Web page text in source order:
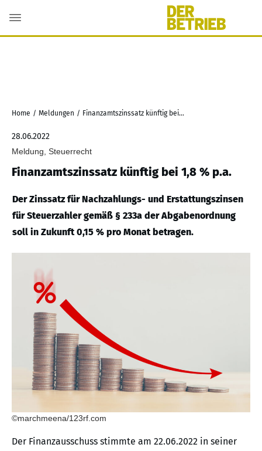
Home / Meldungen / Finanzamtszinssatz künftig bei 1,8 % p.a.
28.06.2022
Meldung, Steuerrecht
Finanzamtszinssatz künftig bei 1,8 % p.a.
Der Zinssatz für Nachzahlungs- und Erstattungszinsen
für Steuerzahler gemäß § 233a der Abgabenordnung
soll in Zukunft 0,15 % pro Monat betragen.
©marchmeena/123rf.com
Der Finanzausschuss stimmte am 22.06.2022 in seiner